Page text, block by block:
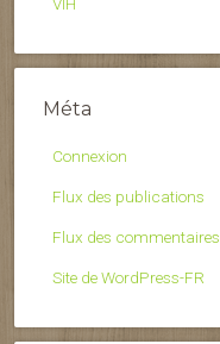
VIH
Méta
Connexion
Flux des publications
Flux des commentaires
Site de WordPress-FR